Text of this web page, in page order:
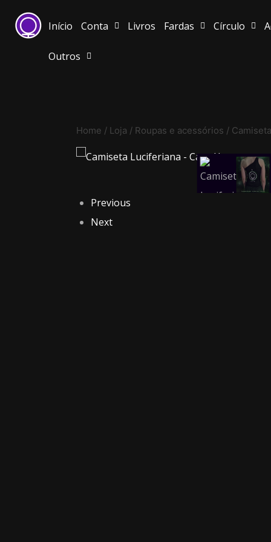
Início Conta Livros Fardas Círculo
Outros
Home / Loja / Roupas e acessórios /
Previous
Next